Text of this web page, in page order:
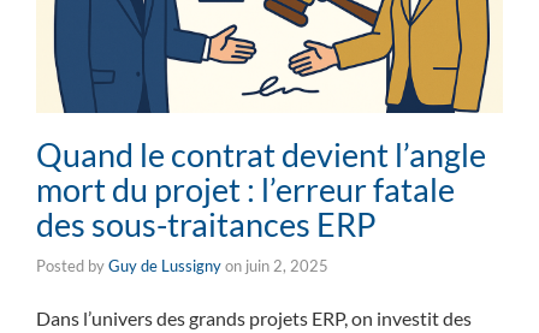
Quand le contrat devient l’angle
mort du projet : l’erreur fatale
des sous-traitances ERP
Posted byGuy de Lussignyon juin 2, 2025
Dans l’univers des grands projets ERP, on investit des